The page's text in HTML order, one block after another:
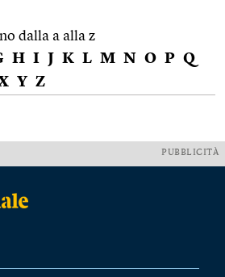
dalla a alla z
H I J K L M N O P Q
Y Z
PUBBLICITÀ